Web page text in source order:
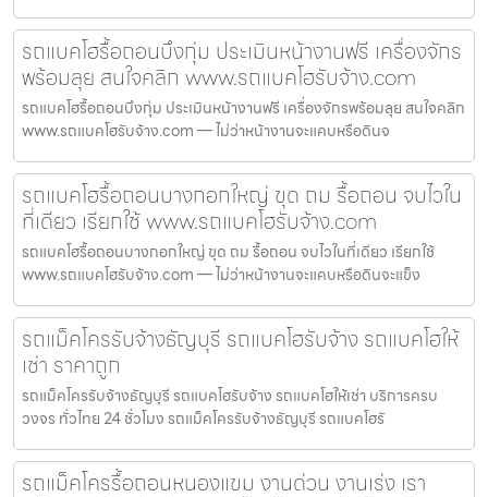
รถแบคโฮรื้อถอนบึงกุ่ม ประเมินหน้างานฟรี เครื่องจักร
พร้อมลุย สนใจคลิก www.รถแบคโฮรับจ้าง.com
รถแบคโฮรื้อถอนบึงกุ่ม ประเมินหน้างานฟรี เครื่องจักรพร้อมลุย สนใจคลิก
www.รถแบคโฮรับจ้าง.com — ไม่ว่าหน้างานจะแคบหรือดินจ
รถแบคโฮรื้อถอนบางกอกใหญ่ ขุด ถม รื้อถอน จบไวใน
ที่เดียว เรียกใช้ www.รถแบคโฮรับจ้าง.com
รถแบคโฮรื้อถอนบางกอกใหญ่ ขุด ถม รื้อถอน จบไวในที่เดียว เรียกใช้
www.รถแบคโฮรับจ้าง.com — ไม่ว่าหน้างานจะแคบหรือดินจะแข็ง
รถแม็คโครรับจ้างธัญบุรี รถแบคโฮรับจ้าง รถแบคโฮให้
เช่า ราคาถูก
รถแม็คโครรับจ้างธัญบุรี รถแบคโฮรับจ้าง รถแบคโฮให้เช่า บริการครบ
วงจร ทั่วไทย 24 ชั่วโมง รถแม็คโครรับจ้างธัญบุรี รถแบคโฮรั
รถแม็คโครรื้อถอนหนองแขม งานด่วน งานเร่ง เรา